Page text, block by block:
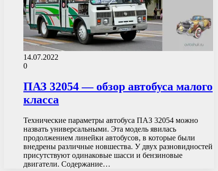
14.07.2022
0
ПАЗ 32054 — обзор автобуса малого
класса
Технические параметры автобуса ПАЗ 32054 можно
назвать универсальными. Эта модель явилась
продолжением линейки автобусов, в которые были
внедрены различные новшества. У двух разновидностей
присутствуют одинаковые шасси и бензиновые
двигатели. Содержание…